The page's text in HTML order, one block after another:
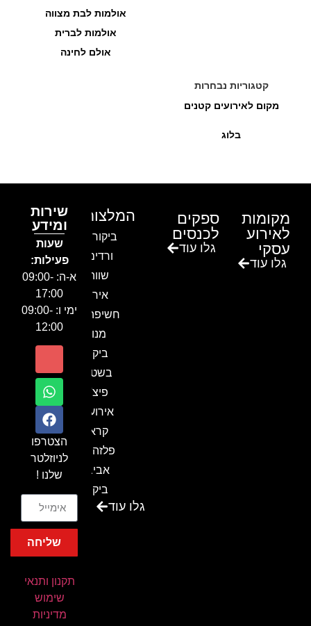
אולמות לבת מצווה
אולמות לברית
אולם לחינה
קטגוריות נבחרות
מקום לאירועים קטנים
בלוג
מקומות
לאירוע
עסקי
גלו עוד
ספקים
לכנסים
גלו עוד
המלצות
ביקור בגן
ורדים –
שווה!!
אירוע
חשיפה- זיו
מנור
ביקור
בשטח-
פיצ'ר
אירועים
קראון
פלזה תל
אביב-
ביקור
בכנסגלו עוד
שירות
ומידע
שעות
פעילות:
א-ה: 09:00-
17:00
ימי ו: 09:00-
12:00
הצטרפו
לניוזלטר
שלנו !
שליחה
תקנון ותנאי
שימוש
מדיניות